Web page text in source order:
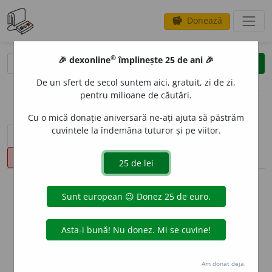
savings Donează
clear
opțiuni
sinteza definițiilor (1) definiții (16)
declinări
info
Aceste definiții sunt compilate de
echipa dexonline. Definițiile
originale se află pe filadefiniții.
Puteți reordona filele pe pagina de
🎉 dexonline® împlinește 25 de ani 🎉
De un sfert de secol suntem aici, gratuit, zi de zi,
pentru milioane de căutări.
Cu o mică donație aniversară ne-ați ajuta să păstrăm
cuvintele la îndemâna tuturor și pe viitor.
Am donat deja.